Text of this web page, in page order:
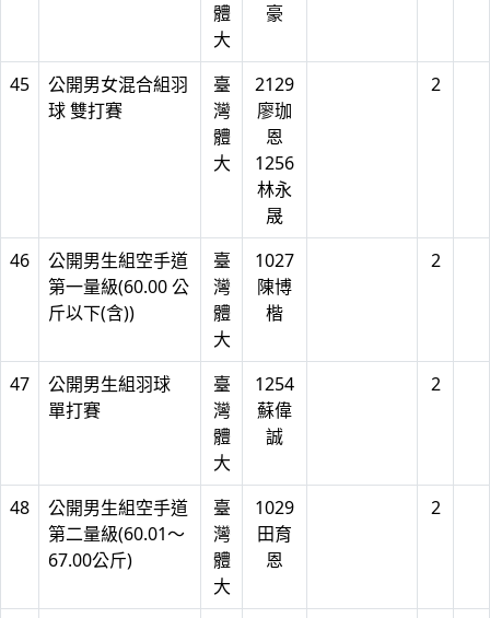
體
大
豪
45
公開男女混合組羽
球 雙打賽
臺
灣
體
大
2129
廖珈
恩
1256
林永
晟
2
46
公開男生組空手道
第一量級(60.00 公
斤以下(含))
臺
灣
體
大
1027
陳博
楷
2
47
公開男生組羽球
單打賽
臺
灣
體
大
1254
蘇偉
誠
2
48
公開男生組空手道
第二量級(60.01～
67.00公斤)
臺
灣
體
大
1029
田育
恩
2